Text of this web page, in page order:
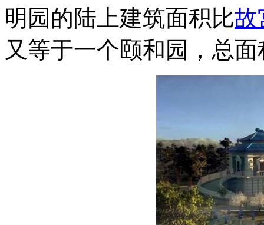
明园的陆上建筑面积比故
又等于一个颐和园，总